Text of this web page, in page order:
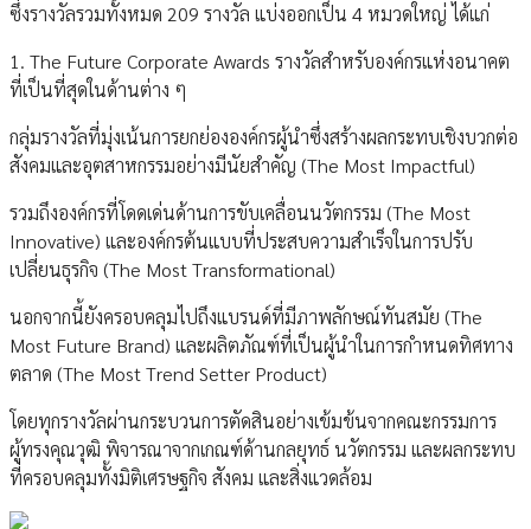
ซึ่งรางวัลรวมทั้งหมด 209 รางวัล แบ่งออกเป็น 4 หมวดใหญ่ ได้แก่
1. The Future Corporate Awards รางวัลสำหรับองค์กรแห่งอนาคต
ที่เป็นที่สุดในด้านต่าง ๆ
กลุ่มรางวัลที่มุ่งเน้นการยกย่ององค์กรผู้นำซึ่งสร้างผลกระทบเชิงบวกต่อ
สังคมและอุตสาหกรรมอย่างมีนัยสำคัญ (The Most Impactful)
รวมถึงองค์กรที่โดดเด่นด้านการขับเคลื่อนนวัตกรรม (The Most
Innovative) และองค์กรต้นแบบที่ประสบความสำเร็จในการปรับ
เปลี่ยนธุรกิจ (The Most Transformational)
นอกจากนี้ยังครอบคลุมไปถึงแบรนด์ที่มีภาพลักษณ์ทันสมัย (The
Most Future Brand) และผลิตภัณฑ์ที่เป็นผู้นำในการกำหนดทิศทาง
ตลาด (The Most Trend Setter Product)
โดยทุกรางวัลผ่านกระบวนการตัดสินอย่างเข้มข้นจากคณะกรรมการ
ผู้ทรงคุณวุฒิ พิจารณาจากเกณฑ์ด้านกลยุทธ์ นวัตกรรม และผลกระทบ
ที่ครอบคลุมทั้งมิติเศรษฐกิจ สังคม และสิ่งแวดล้อม